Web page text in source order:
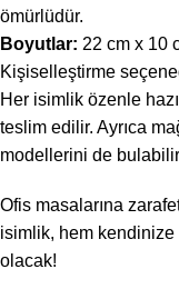
ömürlüdür.
Boyutlar: 22 cm x 10
Kişiselleştirme
Her isimlik özenle
teslim edilir. Ayrıca
modellerini de
Ofis masalarına
isimlik, hem
olacak!